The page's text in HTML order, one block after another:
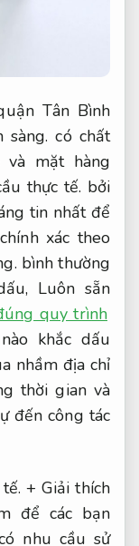
Tân Bình
sàng. có chất
mặt hàng
thực tế. bởi
tin nhất để
xác theo
bình thường
Luôn sẵn
quy trình
khắc dấu
nhầm địa chỉ
thời gian và
đến công tác
+ Giải thích
để các bạn
nhu cầu sử